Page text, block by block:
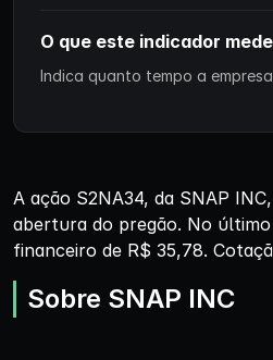
O que este indicador
Indica quanto tempo a
A ação S2NA34, da SNAP
abertura do pregão. No
financeiro de R$ 35,78.
Sobre SNAP INC